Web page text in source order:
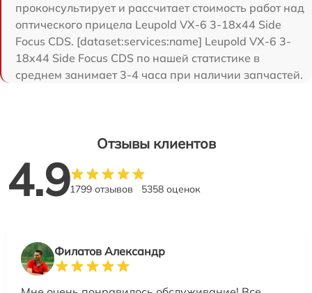
проконсультирует и рассчитает стоимость работ над
оптического прицела Leupold VX-6 3-18x44 Side
Focus CDS. [dataset:services:name] Leupold VX-6 3-
18x44 Side Focus CDS по нашей статистике в
среднем занимает 3-4 часа при наличии запчастей.
Отзывы клиентов
4.91799 отзывов 5358 оценок
Филатов Александр